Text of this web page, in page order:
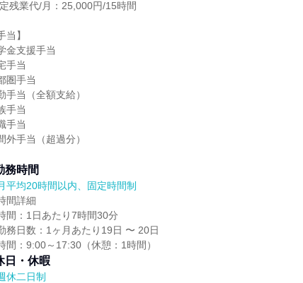
当】
金支援手当
手当
圏手当
手当（全額支給）
手当
手当
外手当（超過分）
務時間
平均20時間以内、固定時間制
間詳細
間：1日あたり7時間30分
務日数：1ヶ月あたり19日 〜 20日
間：9:00～17:30（休憩：1時間）
日・休暇
休二日制